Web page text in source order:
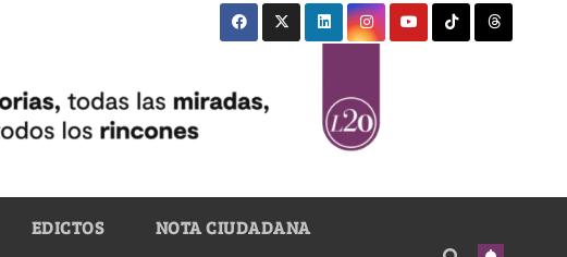
EDICTOS NOTA CIUDADANA